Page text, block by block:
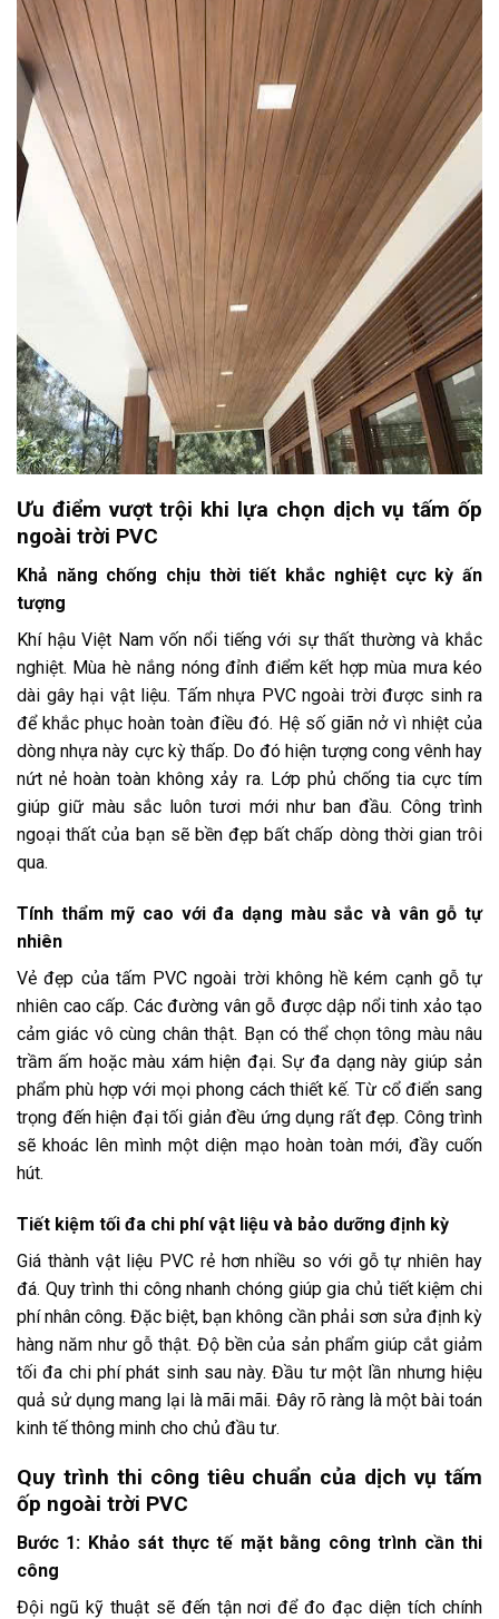
Ưu điểm vượt trội khi lựa chọn dịch vụ tấm ốp
ngoài trời PVC
Khả năng chống chịu thời tiết khắc nghiệt cực kỳ ấn
tượng
Khí hậu Việt Nam vốn nổi tiếng với sự thất thường và khắc
nghiệt. Mùa hè nắng nóng đỉnh điểm kết hợp mùa mưa kéo
dài gây hại vật liệu. Tấm nhựa PVC ngoài trời được sinh ra
để khắc phục hoàn toàn điều đó. Hệ số giãn nở vì nhiệt của
dòng nhựa này cực kỳ thấp. Do đó hiện tượng cong vênh hay
nứt nẻ hoàn toàn không xảy ra. Lớp phủ chống tia cực tím
giúp giữ màu sắc luôn tươi mới như ban đầu. Công trình
ngoại thất của bạn sẽ bền đẹp bất chấp dòng thời gian trôi
qua.
Tính thẩm mỹ cao với đa dạng màu sắc và vân gỗ tự
nhiên
Vẻ đẹp của tấm PVC ngoài trời không hề kém cạnh gỗ tự
nhiên cao cấp. Các đường vân gỗ được dập nổi tinh xảo tạo
cảm giác vô cùng chân thật. Bạn có thể chọn tông màu nâu
trầm ấm hoặc màu xám hiện đại. Sự đa dạng này giúp sản
phẩm phù hợp với mọi phong cách thiết kế. Từ cổ điển sang
trọng đến hiện đại tối giản đều ứng dụng rất đẹp. Công trình
sẽ khoác lên mình một diện mạo hoàn toàn mới, đầy cuốn
hút.
Tiết kiệm tối đa chi phí vật liệu và bảo dưỡng định kỳ
Giá thành vật liệu PVC rẻ hơn nhiều so với gỗ tự nhiên hay
đá. Quy trình thi công nhanh chóng giúp gia chủ tiết kiệm chi
phí nhân công. Đặc biệt, bạn không cần phải sơn sửa định kỳ
hàng năm như gỗ thật. Độ bền của sản phẩm giúp cắt giảm
tối đa chi phí phát sinh sau này. Đầu tư một lần nhưng hiệu
quả sử dụng mang lại là mãi mãi. Đây rõ ràng là một bài toán
kinh tế thông minh cho chủ đầu tư.
Quy trình thi công tiêu chuẩn của dịch vụ tấm
ốp ngoài trời PVC
Bước 1: Khảo sát thực tế mặt bằng công trình cần thi
công
Đội ngũ kỹ thuật sẽ đến tận nơi để đo đạc diện tích chính